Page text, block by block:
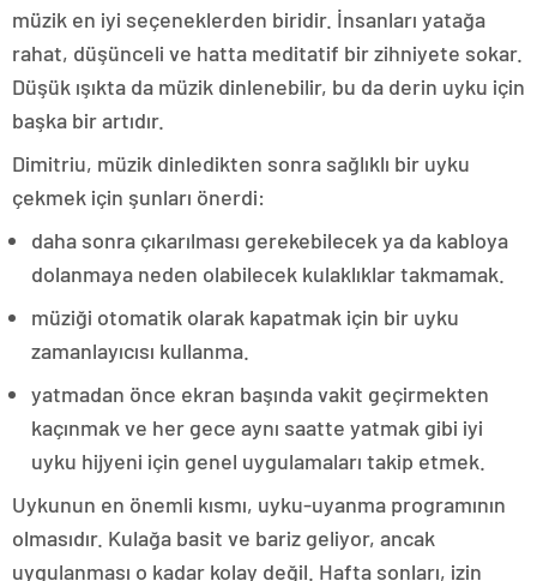
müzik en iyi seçeneklerden biridir. İnsanları yatağa
rahat, düşünceli ve hatta meditatif bir zihniyete sokar.
Düşük ışıkta da müzik dinlenebilir, bu da derin uyku için
başka bir artıdır.
Dimitriu, müzik dinledikten sonra sağlıklı bir uyku
çekmek için şunları önerdi:
daha sonra çıkarılması gerekebilecek ya da kabloya
dolanmaya neden olabilecek kulaklıklar takmamak.
müziği otomatik olarak kapatmak için bir uyku
zamanlayıcısı kullanma.
yatmadan önce ekran başında vakit geçirmekten
kaçınmak ve her gece aynı saatte yatmak gibi iyi
uyku hijyeni için genel uygulamaları takip etmek.
Uykunun en önemli kısmı, uyku-uyanma programının
olmasıdır. Kulağa basit ve bariz geliyor, ancak
uygulanması o kadar kolay değil. Hafta sonları, izin